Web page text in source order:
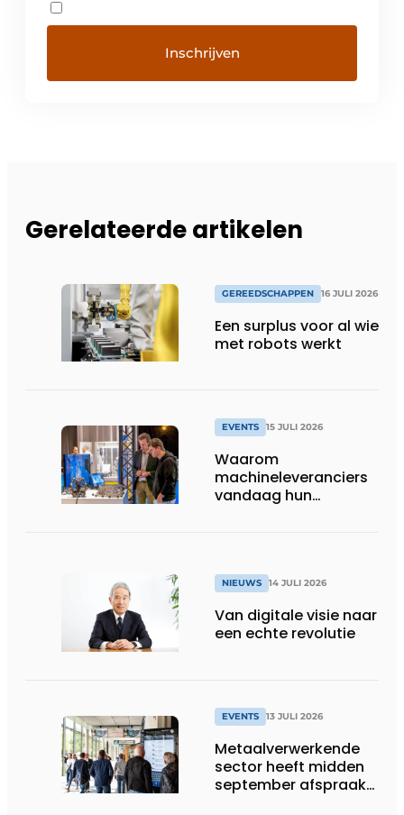
Gerelateerde artikelen
GEREEDSCHAPPEN 16 JULI 2026
Een surplus voor al wie
met robots werkt
EVENTS 15 JULI 2026
Waarom
machineleveranciers
vandaag hun
NIEUWS 14 JULI 2026
Van digitale visie naar
een echte revolutie
EVENTS 13 JULI 2026
Metaalverwerkende
sector heeft midden
september afspraak